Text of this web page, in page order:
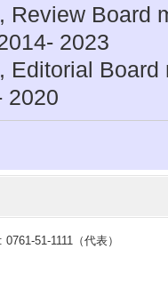
, Review Board
2023
, Editorial
2020
51-1111（代表）